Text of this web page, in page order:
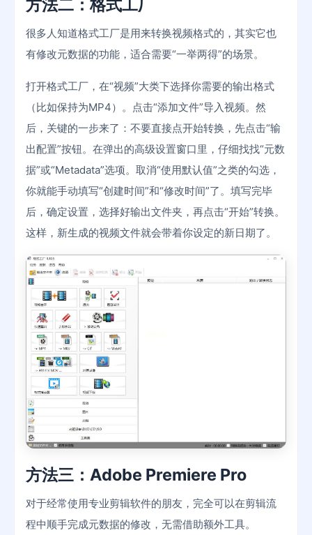
方法二：格式工厂
很多人知道格式工厂是用来转换视频格式的，其实它也
有修改元数据的功能，适合需要“一举两得”的场景。
打开格式工厂，在“视频”大类下选择你需要的输出格式
（比如保持为MP4）。点击“添加文件”导入视频。然
后，关键的一步来了：不要直接点开始转换，先点击“输
出配置”按钮。在弹出的高级设置窗口里，仔细找找“元数
据”或“Metadata”选项。取消“使用默认值”之类的勾选，
你就能手动填写“创建时间”和“修改时间”了。填写完毕
后，确定设置，选择好输出文件夹，再点击“开始”转换。
这样，新生成的视频文件就会带着你设定的新日期了。
方法三：Adobe Premiere Pro
对于经常使用专业剪辑软件的朋友，完全可以在剪辑流
程中顺手完成元数据的修改，无需借助额外工具。